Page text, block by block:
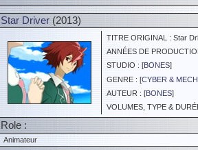
Star Driver (2013)
TITRE ORIGINAL : Star
ANNÉES DE
STUDIO : [BONES]
GENRE : [CYBER &
AUTEUR : [BONES]
VOLUMES, TYPE &
Role :
Animateur